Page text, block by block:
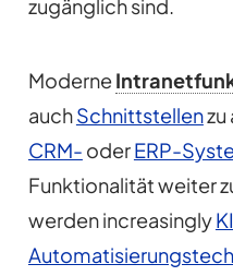
zugänglich sind.
Moderne
auchSchnittstellenzu
CRM- oderERP-
Funktionalität weiter
werden increasingly